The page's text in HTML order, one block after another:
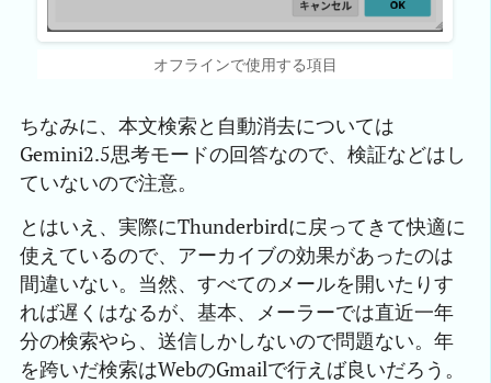
オフラインで使用する項目
ちなみに、本文検索と自動消去については
Gemini2.5思考モードの回答なので、検証などはし
ていないので注意。
とはいえ、実際にThunderbirdに戻ってきて快適に
使えているので、アーカイブの効果があったのは
間違いない。当然、すべてのメールを開いたりす
れば遅くはなるが、基本、メーラーでは直近一年
分の検索やら、送信しかしないので問題ない。年
を跨いだ検索はWebのGmailで行えば良いだろう。